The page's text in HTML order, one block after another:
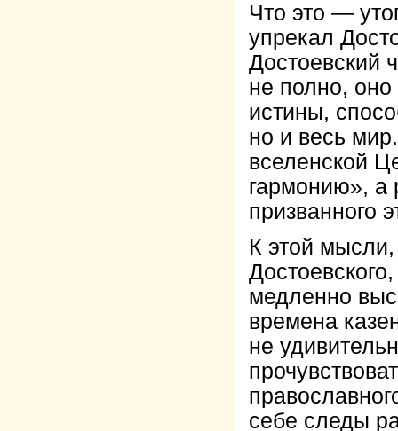
Что это —
упрекал
Достоевский
не полно, оно
истины,
но и весь
вселенской
гармонию», а
призванного
К этой
медленно
времена
не
себе следы